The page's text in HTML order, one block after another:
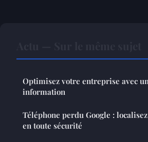
Optimisez votre entreprise avec
information
Téléphone perdu Google :
en toute sécurité